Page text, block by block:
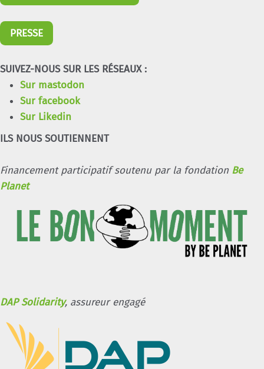
PRESSE
SUIVEZ-NOUS SUR LES RÉSEAUX :
Sur mastodon
Sur facebook
Sur Likedin
ILS NOUS SOUTIENNENT
Financement participatif soutenu par la fondation Be
Planet
DAP Solidarity, assureur engagé